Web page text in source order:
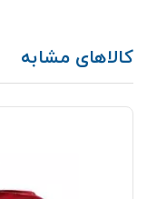
کالاهای مشابه